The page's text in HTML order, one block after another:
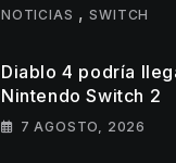
NOTICIAS ,SWITCH
Diablo 4 podría
Nintendo Switch 2
7 AGOSTO, 2026